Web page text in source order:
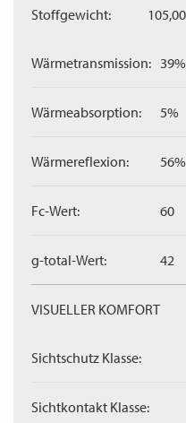
Stoffgewicht:
Wärmetransmission: 39%
Wärmeabsorption: 5%
Wärmereflexion: 56%
Fc-Wert: 60
g-total-Wert: 42
VISUELLER KOMFORT
Sichtschutz Klasse:
Sichtkontakt Klasse: